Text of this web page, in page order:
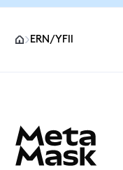
ERN/YFII